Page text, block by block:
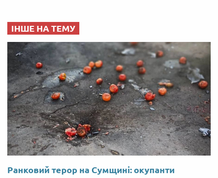
ІНШЕ НА ТЕМУ
Ранковий терор на Сумщині: окупанти